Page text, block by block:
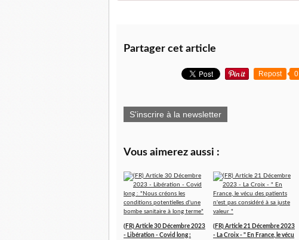
Partager cet article
Repost 0
S'inscrire à la newsletter
Vous aimerez aussi :
(FR) Article 30 Décembre 2023
- Libération - Covid long :
(FR) Article 21 Décembre 2023
- La Croix - " En France, le vécu